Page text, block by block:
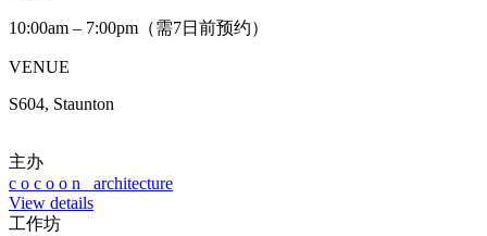
10:00am – 7:00pm（需7日前预约）
VENUE
S604, Staunton
主办
c o c o o n architecture
View details
工作坊